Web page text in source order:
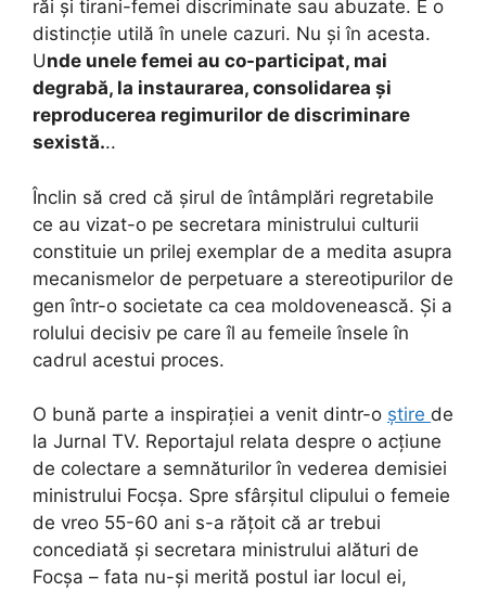
răi și tirani-femei discriminate sau abuzate. E o
distincție utilă în unele cazuri. Nu și în acesta.
Unde unele femei au co-participat, mai
degrabă, la instaurarea, consolidarea și
reproducerea regimurilor de discriminare
sexistă...
Înclin să cred că șirul de întâmplări regretabile
ce au vizat-o pe secretara ministrului culturii
constituie un prilej exemplar de a medita asupra
mecanismelor de perpetuare a stereotipurilor de
gen într-o societate ca cea moldovenească. Și a
rolului decisiv pe care îl au femeile însele în
cadrul acestui proces.
O bună parte a inspirației a venit dintr-o știre de
la Jurnal TV. Reportajul relata despre o acțiune
de colectare a semnăturilor în vederea demisiei
ministrului Focșa. Spre sfârșitul clipului o femeie
de vreo 55-60 ani s-a rățoit că ar trebui
concediată și secretara ministrului alături de
Focșa – fata nu-și merită postul iar locul ei,